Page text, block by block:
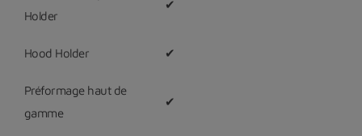
Holder
✔
Hood Holder ✔
Préformage haut de
gamme
✔